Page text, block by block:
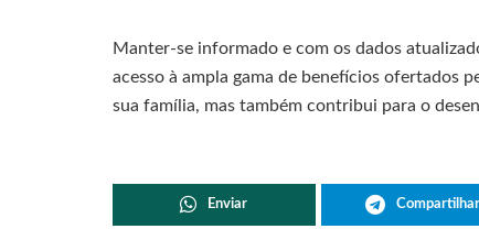
Manter-se informado e com os dados
acesso à ampla gama de benefícios ofertados
sua família, mas também contribui para o
Enviar Compartilhar